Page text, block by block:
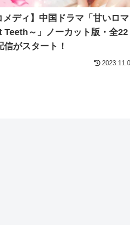
メディ】中国ドラマ「甘いロマ
Teeth～」ノーカット版・全22
がスタート！